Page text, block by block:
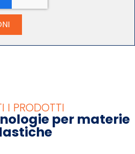
I PRODOTTI
per materie